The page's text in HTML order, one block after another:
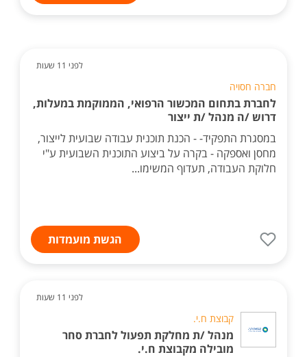
לפני 11 שעות
חברה חסויה
לחברת בתחום המכשור הרפואי, הממוקמת במעלות,
דרוש /ה מנהל /ת ייצור
במסגרת התפקיד- - הכנת תוכנית עבודה שבועית לייצור,
מחסן ואספקה - בקרה על ביצוע התוכנית השבועית ע"י
חלוקת העבודה, תעדוף המשימו...
הגשת מועמדות
לפני 11 שעות
קבוצת ח.י.
מנהל /ת מחלקת תפעול לחברת סחר
מובילה מקבוצת ח.י.